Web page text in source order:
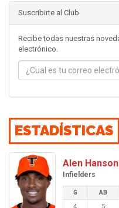
Suscribirte al Club
Recibe todas nuestras
electrónico.
ESTADÍSTICAS
Alen Hanson
Infielders
G AB